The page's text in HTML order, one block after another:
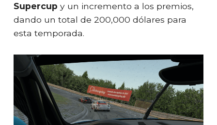
Supercup y un incremento a los premios,
dando un total de 200,000 dólares para
esta temporada.